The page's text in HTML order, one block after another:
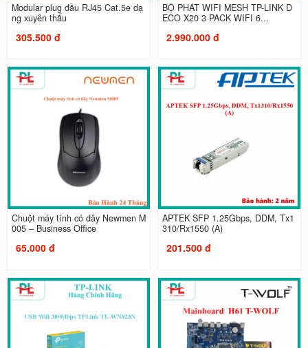
Modular plug đầu RJ45 Cat.5e dạ
ng xuyên thấu
305.500 đ
BỘ PHÁT WIFI MESH TP-LINK D
ECO X20 3 PACK WIFI 6...
2.990.000 đ
Chuột máy tính có dây Newmen M
005 – Business Office
65.000 đ
APTEK SFP 1.25Gbps, DDM, Tx1
310/Rx1550 (A)
201.500 đ